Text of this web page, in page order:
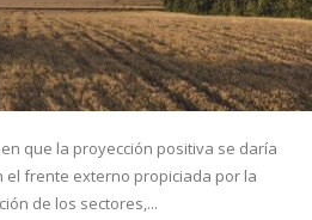
que la proyección positiva se daría
el frente externo propiciada por la
de los sectores,...